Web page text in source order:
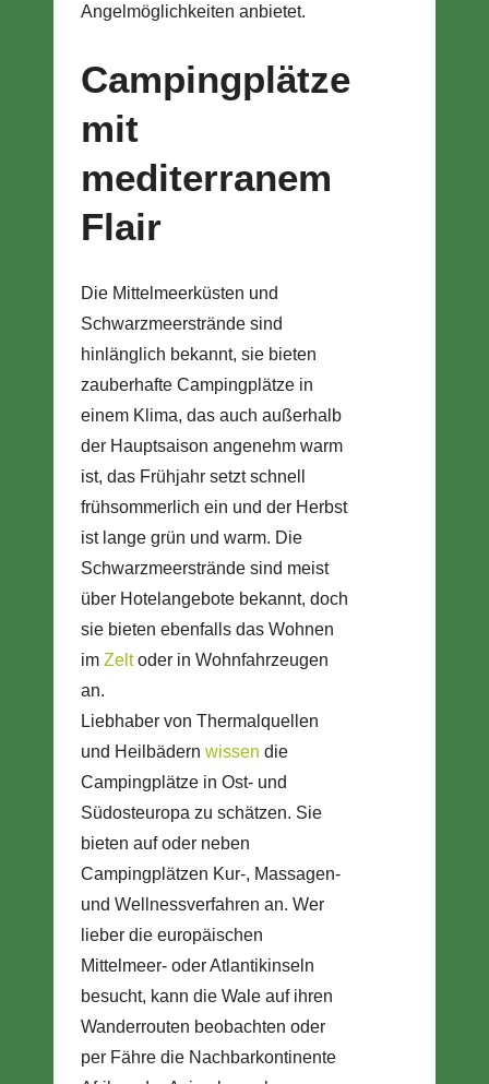
Angelmöglichkeiten anbietet.
Campingplätze
mit
mediterranem
Flair
Die Mittelmeerküsten und
Schwarzmeerstrände sind
hinlänglich bekannt, sie bieten
zauberhafte Campingplätze in
einem Klima, das auch außerhalb
der Hauptsaison angenehm warm
ist, das Frühjahr setzt schnell
frühsommerlich ein und der Herbst
ist lange grün und warm. Die
Schwarzmeerstrände sind meist
über Hotelangebote bekannt, doch
sie bieten ebenfalls das Wohnen
im Zeltoder in Wohnfahrzeugen
an.
Liebhaber von Thermalquellen
und Heilbädern wissen die
Campingplätze in Ost- und
Südosteuropa zu schätzen. Sie
bieten auf oder neben
Campingplätzen Kur-, Massagen-
und Wellnessverfahren an. Wer
lieber die europäischen
Mittelmeer- oder Atlantikinseln
besucht, kann die Wale auf ihren
Wanderrouten beobachten oder
per Fähre die Nachbarkontinente